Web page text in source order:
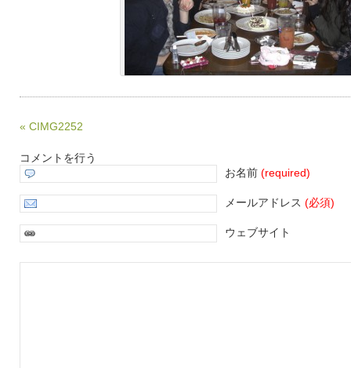
« CIMG2252
コメントを行う
お名前 (required)
メールアドレス (必須)
ウェブサイト